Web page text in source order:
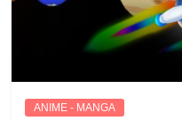
ANIME - MANGA